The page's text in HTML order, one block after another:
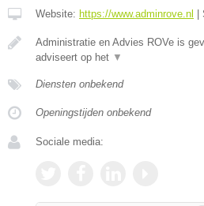
Website: https://www.adminrove.nl
Administratie en Advies ROVe is
adviseert op het ▼
Diensten onbekend
Openingstijden onbekend
Sociale media: